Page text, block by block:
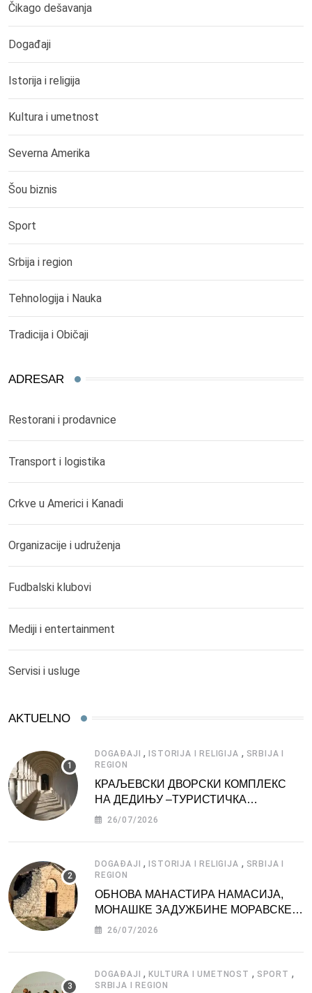
Čikago dešavanja
Događaji
Istorija i religija
Kultura i umetnost
Severna Amerika
Šou biznis
Sport
Srbija i region
Tehnologija i Nauka
Tradicija i Običaji
ADRESAR
Restorani i prodavnice
Transport i logistika
Crkve u Americi i Kanadi
Organizacije i udruženja
Fudbalski klubovi
Mediji i entertainment
Servisi i usluge
AKTUELNO
DOGAĐAJI , ISTORIJA I RELIGIJA , SRBIJA I
REGION
КРАЉЕВСКИ ДВОРСКИ КОМПЛЕКС
НА ДЕДИЊУ –ТУРИСТИЧКА
АТРАКЦИЈА
26/07/2026
DOGAĐAJI , ISTORIJA I RELIGIJA , SRBIJA I
REGION
ОБНОВА МАНАСТИРА НАМАСИЈА,
МОНАШКЕ ЗАДУЖБИНЕ МОРАВСКЕ
СРБИЈЕ
26/07/2026
DOGAĐAJI ,KULTURA I UMETNOST , SPORT ,
SRBIJA I REGION